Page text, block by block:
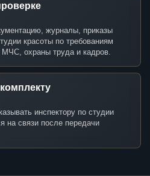
журналы, приказы
красоты по требованиям
МЧС, охраны труда и кадров.
инспектору по студии
на связи после передачи